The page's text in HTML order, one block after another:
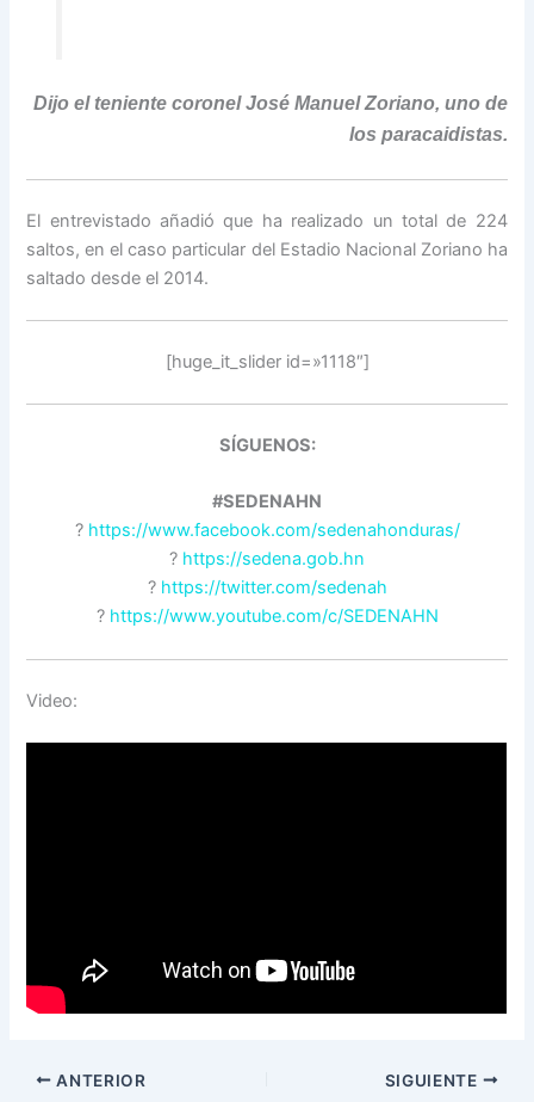
Dijo el teniente coronel José Manuel Zoriano, uno de
los paracaidistas.
El entrevistado añadió que ha realizado un total de 224
saltos, en el caso particular del Estadio Nacional Zoriano ha
saltado desde el 2014.
[huge_it_slider id=»1118″]
SÍGUENOS:
#SEDENAHN
? https://www.facebook.com/sedenahonduras/
? https://sedena.gob.hn
? https://twitter.com/sedenah
? https://www.youtube.com/c/SEDENAHN
Video:
ANTERIOR SIGUIENTE